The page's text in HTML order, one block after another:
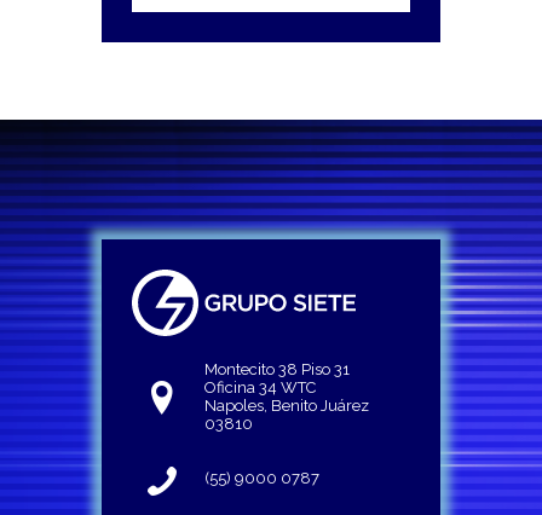
Montecito 38 Piso 31
Oficina 34 WTC
Napoles, Benito Juárez
03810
(55) 9000 0787